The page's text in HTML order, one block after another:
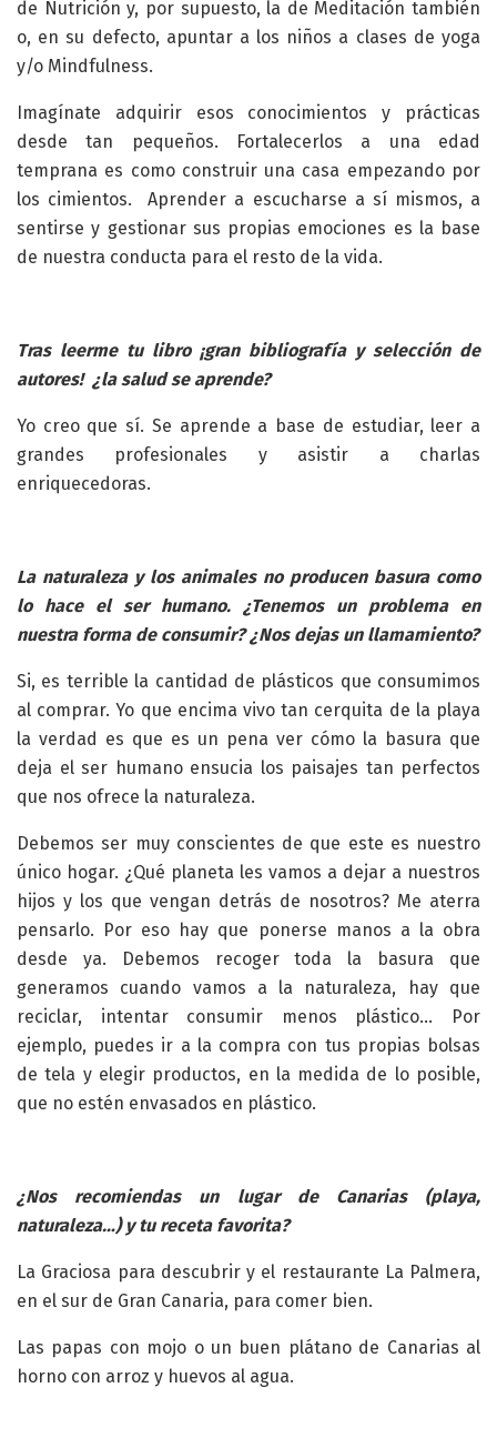
de Nutrición y, por supuesto, la de Meditación también
o, en su defecto, apuntar a los niños a clases de yoga
y/o Mindfulness.
Imagínate adquirir esos conocimientos y prácticas
desde tan pequeños. Fortalecerlos a una edad
temprana es como construir una casa empezando por
los cimientos. Aprender a escucharse a sí mismos, a
sentirse y gestionar sus propias emociones es la base
de nuestra conducta para el resto de la vida.
Tras leerme tu libro ¡gran bibliografía y selección de
autores! ¿la salud se aprende?
Yo creo que sí. Se aprende a base de estudiar, leer a
grandes profesionales y asistir a charlas
enriquecedoras.
La naturaleza y los animales no producen basura como
lo hace el ser humano. ¿Tenemos un problema en
nuestra forma de consumir? ¿Nos dejas un llamamiento?
Si, es terrible la cantidad de plásticos que consumimos
al comprar. Yo que encima vivo tan cerquita de la playa
la verdad es que es un pena ver cómo la basura que
deja el ser humano ensucia los paisajes tan perfectos
que nos ofrece la naturaleza.
Debemos ser muy conscientes de que este es nuestro
único hogar. ¿Qué planeta les vamos a dejar a nuestros
hijos y los que vengan detrás de nosotros? Me aterra
pensarlo. Por eso hay que ponerse manos a la obra
desde ya. Debemos recoger toda la basura que
generamos cuando vamos a la naturaleza, hay que
reciclar, intentar consumir menos plástico… Por
ejemplo, puedes ir a la compra con tus propias bolsas
de tela y elegir productos, en la medida de lo posible,
que no estén envasados en plástico.
¿Nos recomiendas un lugar de Canarias (playa,
naturaleza…) y tu receta favorita?
La Graciosa para descubrir y el restaurante La Palmera,
en el sur de Gran Canaria, para comer bien.
Las papas con mojo o un buen plátano de Canarias al
horno con arroz y huevos al agua.